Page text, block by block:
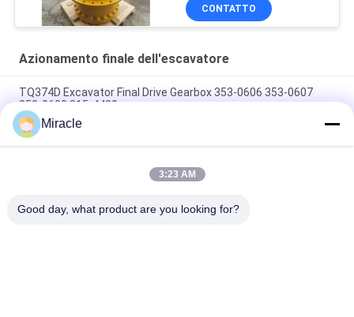
CONTATTO
Azionamento finale dell'escavatore
TQ374D Excavator Final Drive Gearbox 353-0606 353-0607
353-0608 315-4480
353-0528 333-3036 Escavatore motore di azionamento finale
idraulico TQ345D TQ349D
Danfoss BMVT41 motore idraulico di azionamento finale può
Miracle
3:23 AM
Good day, what product are you looking for?